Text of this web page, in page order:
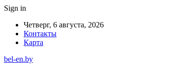
Sign in
Четверг, 6 августа, 2026
Контакты
Карта
bel-en.by